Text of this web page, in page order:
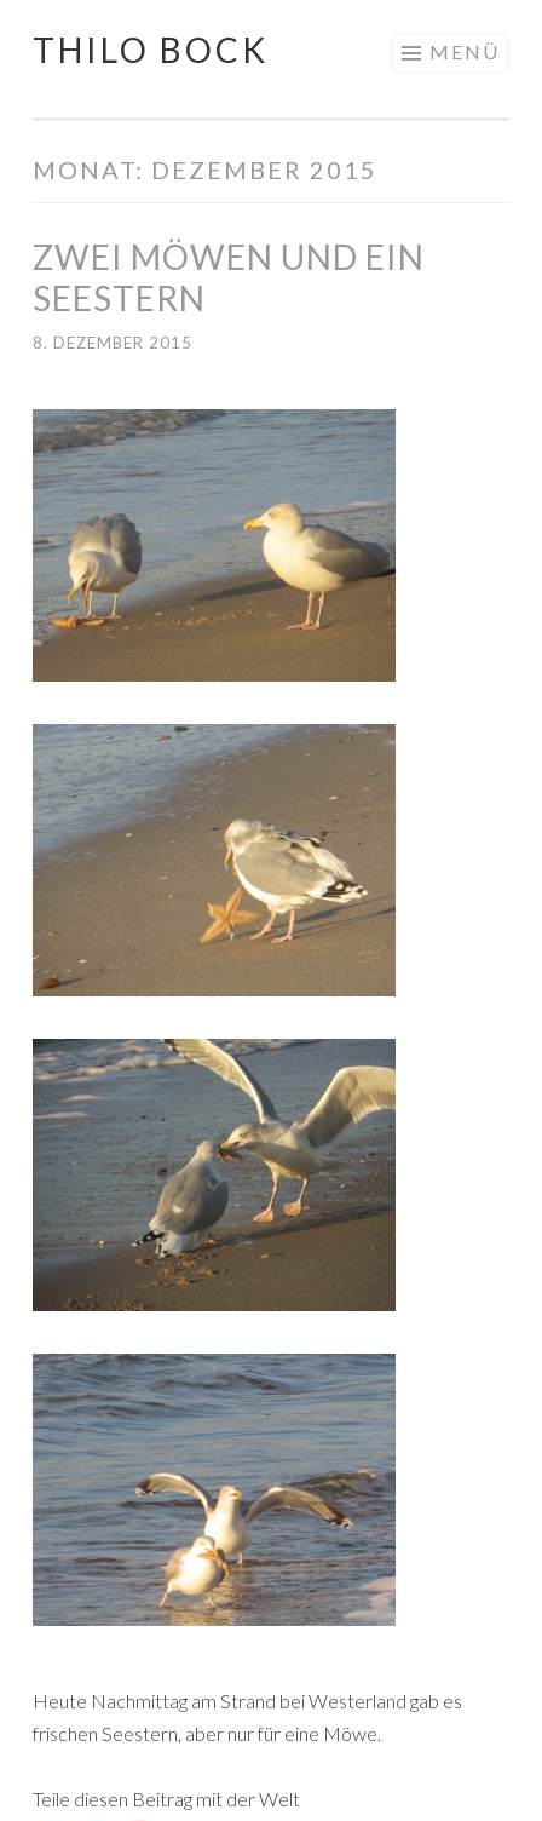
Springe
THILO BOCK MENÜ
MONAT: DEZEMBER 2015
ZWEI MÖWEN UND EIN
SEESTERN
8. DEZEMBER 2015
Heute Nachmittag am Strand bei Westerland gab es
frischen Seestern, aber nur für eine Möwe.
Teile diesen Beitrag mit der Welt